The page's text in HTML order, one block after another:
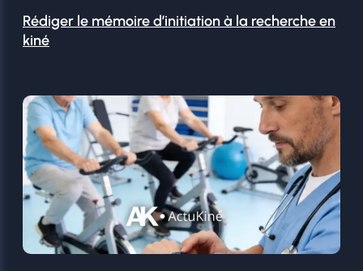
Rédiger le mémoire d’initiation à la recherche en
kiné